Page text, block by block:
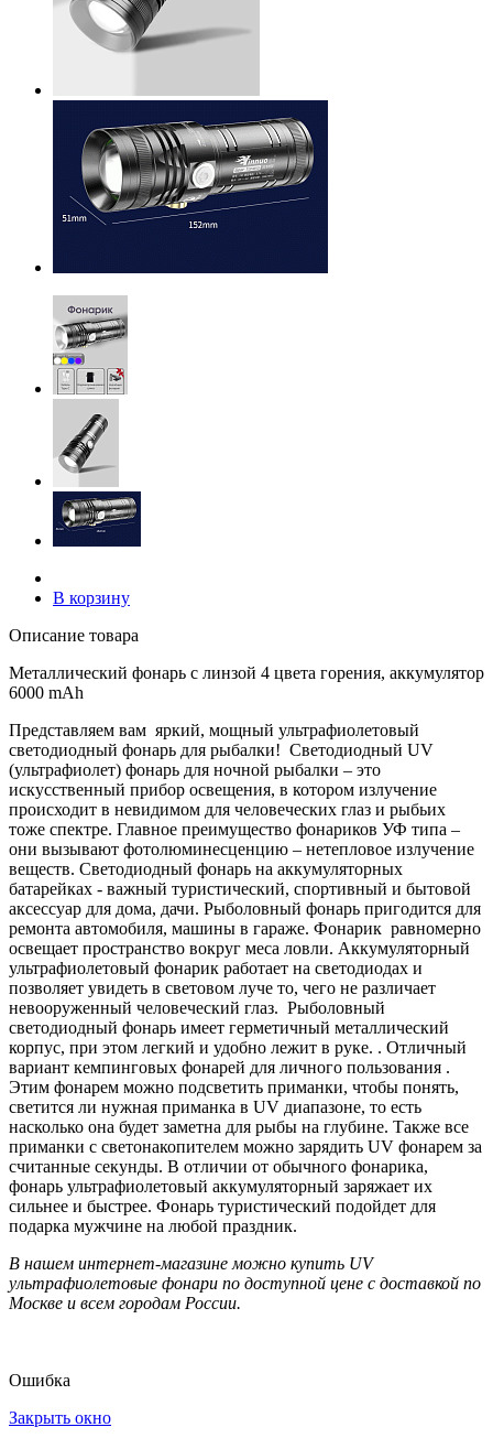
В корзину
Описание товара
Металлический фонарь с линзой 4 цвета горения, аккумулятор
6000 mAh
Представляем вам яркий, мощный ультрафиолетовый
светодиодный фонарь для рыбалки! Светодиодный UV
(ультрафиолет) фонарь для ночной рыбалки – это
искусственный прибор освещения, в котором излучение
происходит в невидимом для человеческих глаз и рыбьих
тоже спектре. Главное преимущество фонариков УФ типа –
они вызывают фотолюминесценцию – нетепловое излучение
веществ. Светодиодный фонарь на аккумуляторных
батарейках - важный туристический, спортивный и бытовой
аксессуар для дома, дачи. Рыболовный фонарь пригодится для
ремонта автомобиля, машины в гараже. Фонарик равномерно
освещает пространство вокруг меса ловли. Аккумуляторный
ультрафиолетовый фонарик работает на светодиодах и
позволяет увидеть в световом луче то, чего не различает
невооруженный человеческий глаз. Рыболовный
светодиодный фонарь имеет герметичный металлический
корпус, при этом легкий и удобно лежит в руке. . Отличный
вариант кемпинговых фонарей для личного пользования .
Этим фонарем можно подсветить приманки, чтобы понять,
светится ли нужная приманка в UV диапазоне, то есть
насколько она будет заметна для рыбы на глубине. Также все
приманки с светонакопителем можно зарядить UV фонарем за
считанные секунды. В отличии от обычного фонарика,
фонарь ультрафиолетовый аккумуляторный заряжает их
сильнее и быстрее. Фонарь туристический подойдет для
подарка мужчине на любой праздник.
В нашем интернет-магазине можно купить UV
ультрафиолетовые фонари по доступной цене с доставкой по
Москве и всем городам России.
Ошибка
Закрыть окно